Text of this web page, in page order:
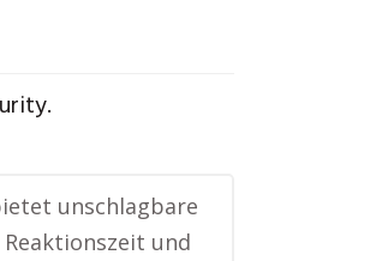
unschlagbare
und